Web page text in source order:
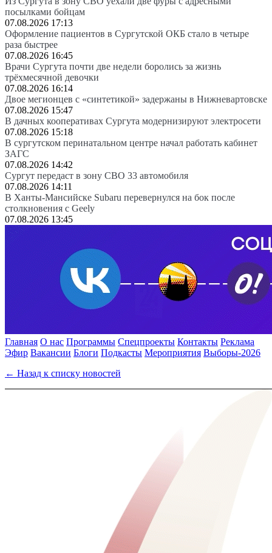
посылками бойцам
07.08.2026 17:13
Оформление пациентов в Сургутской ОКБ стало в четыре
раза быстрее
07.08.2026 16:45
Врачи Сургута почти две недели боролись за жизнь
трёхмесячной девочки
07.08.2026 16:14
Двое мегионцев с «синтетикой» задержаны в Нижневартовске
07.08.2026 15:47
В дачных кооперативах Сургута модернизируют электросети
07.08.2026 15:18
В сургутском перинатальном центре начал работать кабинет
ЗАГС
07.08.2026 14:42
Сургут передаст в зону СВО 33 автомобиля
07.08.2026 14:11
В Ханты-Мансийске Subaru перевернулся на бок после
столкновения с Geely
07.08.2026 13:45
Главная О нас Программы Спецпроекты Контакты Реклама
Эфир Вакансии Блоги Подкасты Мероприятия Выборы-2026
← Назад к списку новостей